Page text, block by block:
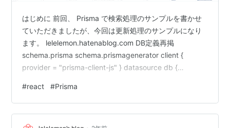
はじめに 前回、 Prisma で検索処理のサンプルを書かせ
ていただきましたが、今回は更新処理のサンプルになり
ます。 lelelemon.hatenablog.com DB定義再掲
schema.prisma schema.prismagenerator client {
provider = "prisma-client-js" } datasource db {
model user { id Int @id @default(autoincrement())
nickname Stri…
#react #Prisma